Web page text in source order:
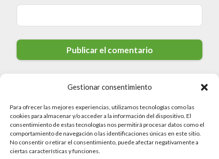
Gestionar consentimiento
Para ofrecer las mejores experiencias, utilizamos tecnologías como las
cookies para almacenar y/o acceder a la información del dispositivo. El
consentimiento de estas tecnologías nos permitirá procesar datos como el
comportamiento de navegación o las identificaciones únicas en este sitio.
No consentir o retirar el consentimiento, puede afectar negativamente a
ciertas características y funciones.
© 2026 Valdedios.org · Todos los derechos reservados